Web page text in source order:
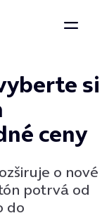
si
ceny
o nové
potrvá od
do